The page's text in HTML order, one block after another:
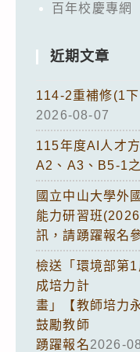
百年校慶專網
近期文章
114-2重補修(1
2026-08-07
115年度AI人才
A2、A3、B5-1
國立中山大學外
能力研習班
訊，請踴躍報名
檢送「環境部第
成培力計
畫」【教師培力
鼓勵教師
踴躍報名2026-